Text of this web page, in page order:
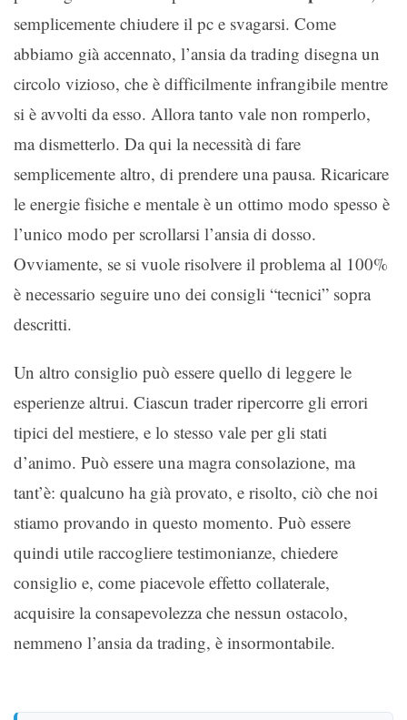
semplicemente chiudere il pc e svagarsi. Come
abbiamo già accennato, l’ansia da trading disegna un
circolo vizioso, che è difficilmente infrangibile mentre
si è avvolti da esso. Allora tanto vale non romperlo,
ma dismetterlo. Da qui la necessità di fare
semplicemente altro, di prendere una pausa. Ricaricare
le energie fisiche e mentale è un ottimo modo spesso è
l’unico modo per scrollarsi l’ansia di dosso.
Ovviamente, se si vuole risolvere il problema al 100%
è necessario seguire uno dei consigli “tecnici” sopra
descritti.
Un altro consiglio può essere quello di leggere le
esperienze altrui. Ciascun trader ripercorre gli errori
tipici del mestiere, e lo stesso vale per gli stati
d’animo. Può essere una magra consolazione, ma
tant’è: qualcuno ha già provato, e risolto, ciò che noi
stiamo provando in questo momento. Può essere
quindi utile raccogliere testimonianze, chiedere
consiglio e, come piacevole effetto collaterale,
acquisire la consapevolezza che nessun ostacolo,
nemmeno l’ansia da trading, è insormontabile.